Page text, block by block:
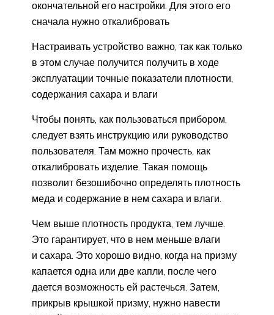
окончательной его настройки. Для этого его
сначала нужно откалибровать
Настраивать устройство важно, так как только
в этом случае получится получить в ходе
эксплуатации точные показатели плотности,
содержания сахара и влаги
Чтобы понять, как пользоваться прибором,
следует взять инструкцию или руководство
пользователя. Там можно прочесть, как
откалибровать изделие. Такая помощь
позволит безошибочно определять плотность
меда и содержание в нем сахара и влаги.
Чем выше плотность продукта, тем лучше.
Это гарантирует, что в нем меньше влаги
и сахара. Это хорошо видно, когда на призму
капается одна или две капли, после чего
дается возможность ей растечься. Затем,
прикрыв крышкой призму, нужно навести